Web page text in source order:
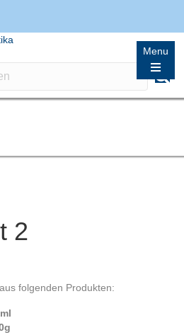
Menu
2
folgenden Produkten: